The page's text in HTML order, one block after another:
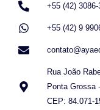
+55 (42) 3086-
+55 (42) 9
Rua João
Ponta Grossa
CEP: 84.071-